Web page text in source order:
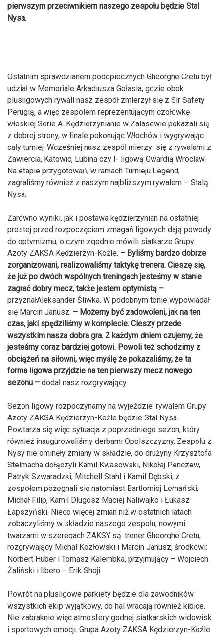
pierwszym przeciwnikiem naszego zespołu będzie Stal
Nysa.
Ostatnim sprawdzianem podopiecznych Gheorghe Cretu był
udział w Memoriale Arkadiusza Gołasia, gdzie obok
plusligowych rywali nasz zespół zmierzył się z Sir Safety
Perugią, a więc zespołem reprezentującym czołówkę
włoskiej Serie A. Kędzierzynianie w Zalasewie pokazali się
z dobrej strony, w finale pokonując Włochów i wygrywając
cały turniej. Wcześniej nasz zespół mierzył się z rywalami z
Zawiercia, Katowic, Lubina czy I- ligową Gwardią Wrocław.
Na etapie przygotowań, w ramach Turnieju Legend,
zagraliśmy również z naszym najbliższym rywalem – Stalą
Nysa.
Zarówno wyniki, jak i postawa kędzierzynian na ostatniej
prostej przed rozpoczęciem zmagań ligowych dają powody
do optymizmu, o czym zgodnie mówili siatkarze Grupy
Azoty ZAKSA Kędzierzyn-Koźle. – Byliśmy bardzo dobrze
zorganizowani, realizowaliśmy taktykę trenera. Cieszę się,
że już po dwóch wspólnych treningach jesteśmy w stanie
zagrać dobry mecz, także jestem optymistą –
przyznałAleksander Śliwka. W podobnym tonie wypowiadał
się Marcin Janusz. – Możemy być zadowoleni, jak na ten
czas, jaki spędziliśmy w komplecie. Cieszy przede
wszystkim nasza dobra gra. Z każdym dniem czujemy, że
jesteśmy coraz bardziej gotowi. Powoli też schodzimy z
obciążeń na siłowni, więc myślę że pokazaliśmy, że ta
forma ligowa przyjdzie na ten pierwszy mecz nowego
sezonu – dodał nasz rozgrywający.
Sezon ligowy rozpoczynamy na wyjeździe, rywalem Grupy
Azoty ZAKSA Kędzierzyn-Koźle będzie Stal Nysa.
Powtarza się więc sytuacja z poprzedniego sezon, który
również inaugurowaliśmy derbami Opolszczyzny. Zespołu z
Nysy nie ominęły zmiany w składzie, do drużyny Krzysztofa
Stelmacha dołączyli Kamil Kwasowski, Nikołaj Penczew,
Patryk Szwaradzki, Mitchell Stahl i Kamil Dębski, z
zespołem pożegnali się natomiast Bartłomiej Lemański,
Michał Filip, Kamil Długosz Maciej Naliwajko i Łukasz
Łapszyński. Nieco więcej zmian niż w ostatnich latach
zobaczyliśmy w składzie naszego zespołu, nowymi
twarzami w szeregach ZAKSY są: trener Gheorghe Cretu,
rozgrywający Michał Kozłowski i Marcin Janusz, środkowi:
Norbert Huber i Tomasz Kalembka, przyjmujący – Wojciech
Żaliński i libero – Erik Shoji.
Powrót na plusligowe parkiety będzie dla zawodników
wszystkich ekip wyjątkowy, do hal wracają również kibice.
Nie zabraknie więc atmosfery godnej siatkarskich widowisk
i sportowych emocji. Grupa Azoty ZAKSA Kędzierzyn-Koźle